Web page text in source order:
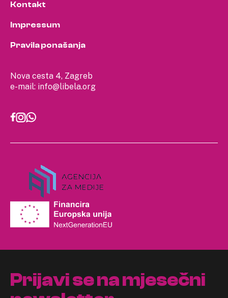
Nova cesta 4, Zagreb
e-mail: info@libela.org
Kontakt
Impressum
Pravila ponašanja
Prijavi se na mjesečni